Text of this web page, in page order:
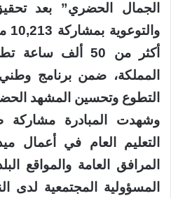
الجمال الحضري” بعد
أكثر من 50 ألف
المملكة، ضمن برنامج
التطوع وتحسين المشهد
وشهدت المبادرة
التعليم العام في أعمال
المرافق العامة والمواقع
المسؤولية المجتمعية